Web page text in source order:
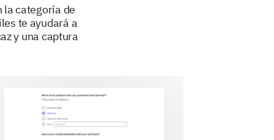
indique cualquier otra
en su familia:
categoría de
te ayudará a
y una captura